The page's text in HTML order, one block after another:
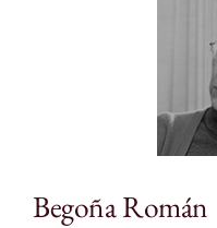
Begoña Román